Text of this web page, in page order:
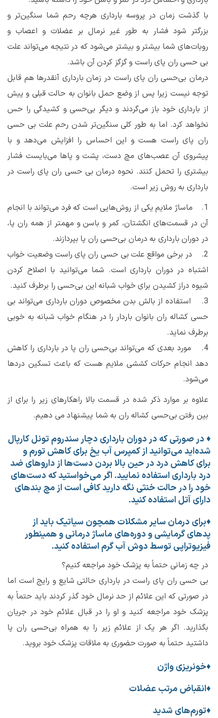
با گذشت زمان در پروسه بارداری هرچه رحم شما سنگین‌تر و
بزرگتر شود فشار به طور غیر نرمال بر عضلات و اعصاب و
روبات‌های شما بیشتر و بیشتر می‌شود که در نتیجه می‌تواند علت
بی ‌حسی ران پای راست و گزگز کردن آن باشد.
درمان بی‌حسی ران پای راست در زمان بارداری آنقدر‌ها هم قابل
توجه نیست زیرا پس از وضع حمل بانوان به حالت قبلی و پیش
از بارداری خود باز می‌گردند و دیگر بی‌حسی و کشیدگی را حس
نخواهد کرد. اما به طور کلی سنگین‌تر شدن رحم علت بی ‌حسی
ران پای راست هست و این احساس را افزایش می‌دهد و با
پیشروی آن عصب‌های مچ دست، پشت و پا‌ها می‌بایست فشار
بیشتری را تحمل کنند. نحوه درمان بی ‌حسی ران پای راست در
بارداری به روش زیر است.
1. ماساژ ملایم یکی از روش‌هایی است که فرد می‌تواند با انجام
آن در قسمت‌های انگشتان، کمر و باسن و مهمتر از همه ران پا،
در دوران بارداری به درمان بی‌حسی ران پا بپردازند.
2. در برخی مواقع علت بی ‌حسی ران پای راست وضعیت خواب
اشتباه در دوران بارداری است. شما می‌توانید با اصلاح کردن
شیوه دراز کشیدن برای خواب شبانه این بی‌حسی را برطرف کنید.
3. استفاده از بالش بدن مخصوص دوران بارداری می‌تواند بی
‌حسی کشاله ران بانوان باردار را در هنگام خواب شبانه به خوبی
برطرف نماید.
4. مورد بعدی که می‌تواند بی‌حسی ران پا در بارداری را کاهش
دهد انجام حرکات کششی ملایم هست که باعث تسکین درد‌ها
می‌شود.
علاوه بر موارد ذکر شده در قسمت بالا راهکار‌های زیر را برای از
بین رفتن بی‌حسی کشاله ران به شما پیشنهاد می دهیم.
♦در صورتی که در دوران بارداری دچار سندروم تونل کارپال
شده‌اید می‌توانید از کمپرس آب یخ برای کاهش تورم و
برای کاهش درد در حین بالا بردن دست‌ها از دارو‌های ضد
درد بارداری استفاده نمایید. اگر می‌خواستید که دست‌های
خود را در حالت خنثی نگه دارید کافی است از مچ بند‌های
دارای آتل استفاده کنید.
♦برای درمان سایر مشکلات همچون سیاتیک باید از
پد‌های گرمایشی و دوره‌های ماساژ درمانی و همینطور
فیزیوتراپی توسط دوش آب گرم استفاده کنید.
در چه زمانی حتماً به پزشک خود مراجعه کنیم؟
بی حسی ران پای راست در بارداری حالتی شایع و رایج است اما
در صورتی که این علائم از حد نرمال خود گذر کردند باید حتماً به
پزشک خود مراجعه کنید و او را در قبال علائم خود در جریان
بگذارید. اگر هر یک از علائم زیر را به همراه بی‌حسی ران پا
داشتید حتماً به صورت حضوری به ملاقات پزشک خود بروید.
♦خونریزی واژن
♦انقباض مرتب عضلات
♦تورم‌های شدید